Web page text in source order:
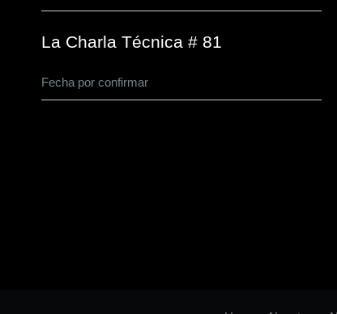
La Charla Técnica # 81
Fecha por confirmar